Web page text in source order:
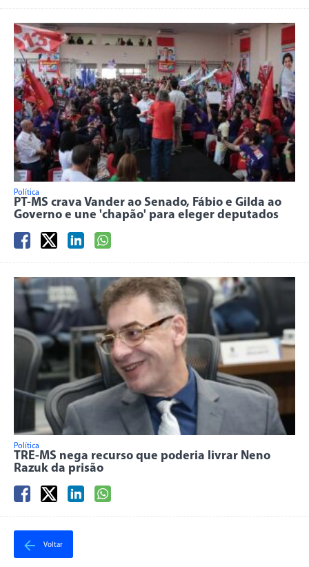
Política
PT-MS crava Vander ao Senado, Fábio e Gilda ao
Governo e une 'chapão' para eleger deputados
Política
TRE-MS nega recurso que poderia livrar Neno
Razuk da prisão
Voltar